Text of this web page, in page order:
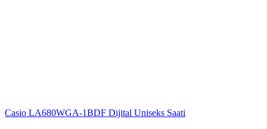
Casio LA680WGA-1BDF Dijital Uniseks Saati